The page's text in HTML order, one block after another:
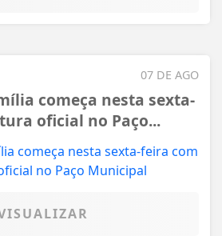
07 DE AGO
começa nesta sexta-
oficial no Paço...